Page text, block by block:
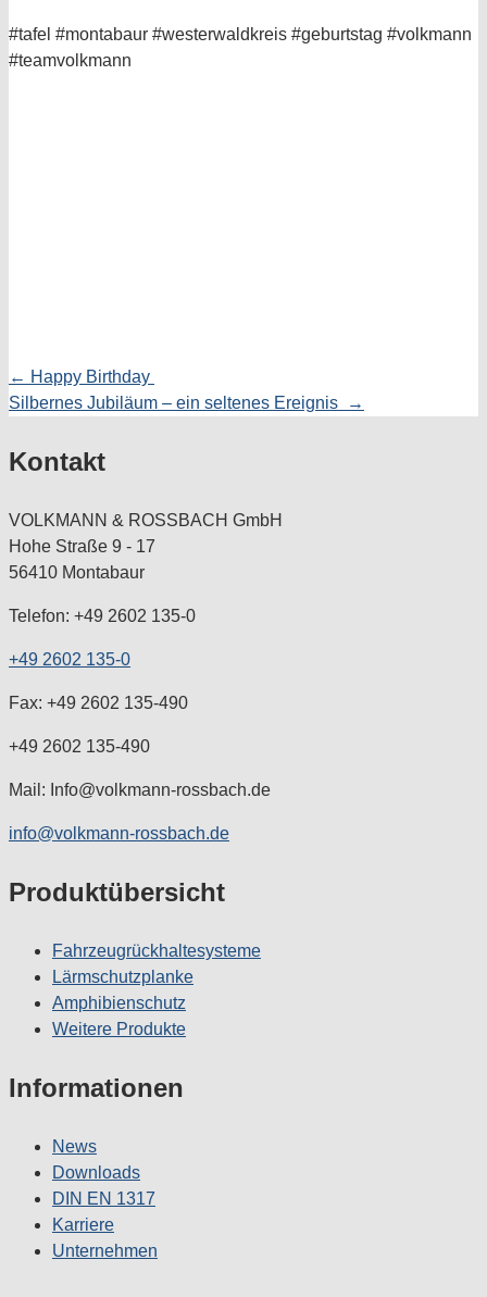
#tafel #montabaur #westerwaldkreis #geburtstag #volkmann
#teamvolkmann
Posts
← Happy Birthday
Silbernes Jubiläum – ein seltenes Ereignis →
Kontakt
VOLKMANN & ROSSBACH GmbH
Hohe Straße 9 - 17
56410 Montabaur
Telefon: +49 2602 135-0
+49 2602 135-0
Fax: +49 2602 135-490
+49 2602 135-490
Mail: Info@volkmann-rossbach.de
info@volkmann-rossbach.de
Produktübersicht
Fahrzeugrückhaltesysteme
Lärmschutzplanke
Amphibienschutz
Weitere Produkte
Informationen
News
Downloads
DIN EN 1317
Karriere
Unternehmen